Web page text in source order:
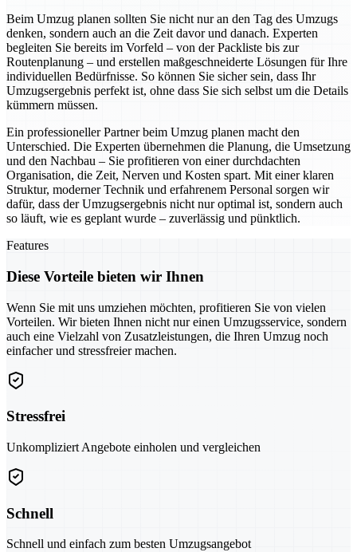
Beim Umzug planen sollten Sie nicht nur an den Tag des Umzugs
denken, sondern auch an die Zeit davor und danach. Experten
begleiten Sie bereits im Vorfeld – von der Packliste bis zur
Routenplanung – und erstellen maßgeschneiderte Lösungen für Ihre
individuellen Bedürfnisse. So können Sie sicher sein, dass Ihr
Umzugsergebnis perfekt ist, ohne dass Sie sich selbst um die Details
kümmern müssen.
Ein professioneller Partner beim Umzug planen macht den
Unterschied. Die Experten übernehmen die Planung, die Umsetzung
und den Nachbau – Sie profitieren von einer durchdachten
Organisation, die Zeit, Nerven und Kosten spart. Mit einer klaren
Struktur, moderner Technik und erfahrenem Personal sorgen wir
dafür, dass der Umzugsergebnis nicht nur optimal ist, sondern auch
so läuft, wie es geplant wurde – zuverlässig und pünktlich.
Features
Diese Vorteile bieten wir Ihnen
Wenn Sie mit uns umziehen möchten, profitieren Sie von vielen
Vorteilen. Wir bieten Ihnen nicht nur einen Umzugsservice, sondern
auch eine Vielzahl von Zusatzleistungen, die Ihren Umzug noch
einfacher und stressfreier machen.
Stressfrei
Unkompliziert Angebote einholen und vergleichen
Schnell
Schnell und einfach zum besten Umzugsangebot